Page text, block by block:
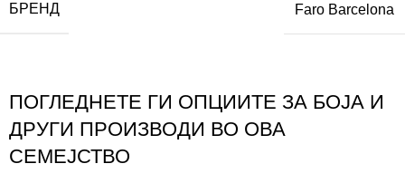
БРЕНД Faro Barcelona
ПОГЛЕДНЕТЕ ГИ ОПЦИИТЕ ЗА БОЈА И
ДРУГИ ПРОИЗВОДИ ВО ОВА
СЕМЕЈСТВО